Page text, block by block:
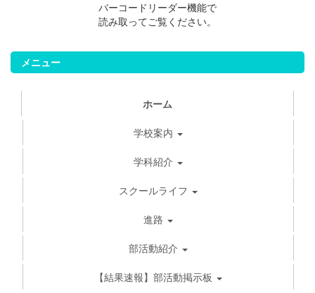
バーコードリーダー機能で
読み取ってご覧ください。
メニュー
ホーム
学校案内
学科紹介
スクールライフ
進路
部活動紹介
【結果速報】部活動掲示板